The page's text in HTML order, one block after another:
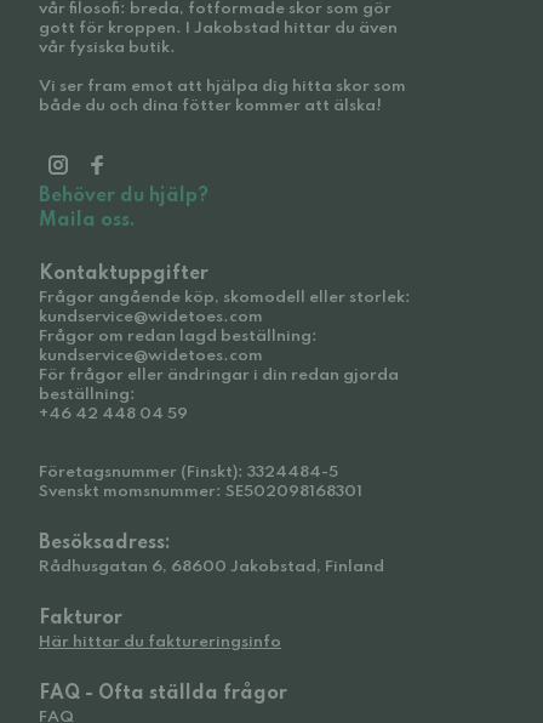
vår filosofi: breda, fotformade skor som gör
gott för kroppen. I Jakobstad hittar du även
vår fysiska butik.
Vi ser fram emot att hjälpa dig hitta skor som
både du och dina fötter kommer att älska!
Behöver du hjälp?
Maila oss.
Kontaktuppgifter
Frågor angående köp, skomodell eller storlek:
kundservice@widetoes.com
Frågor om redan lagd beställning:
kundservice@widetoes.com
För frågor eller ändringar i din redan gjorda
beställning:
+46 42 448 04 59
Företagsnummer (Finskt): 3324484-5
Svenskt momsnummer: SE502098168301
Besöksadress:
Rådhusgatan 6, 68600 Jakobstad, Finland
Fakturor
Här hittar du faktureringsinfo
FAQ - Ofta ställda frågor
FAQ